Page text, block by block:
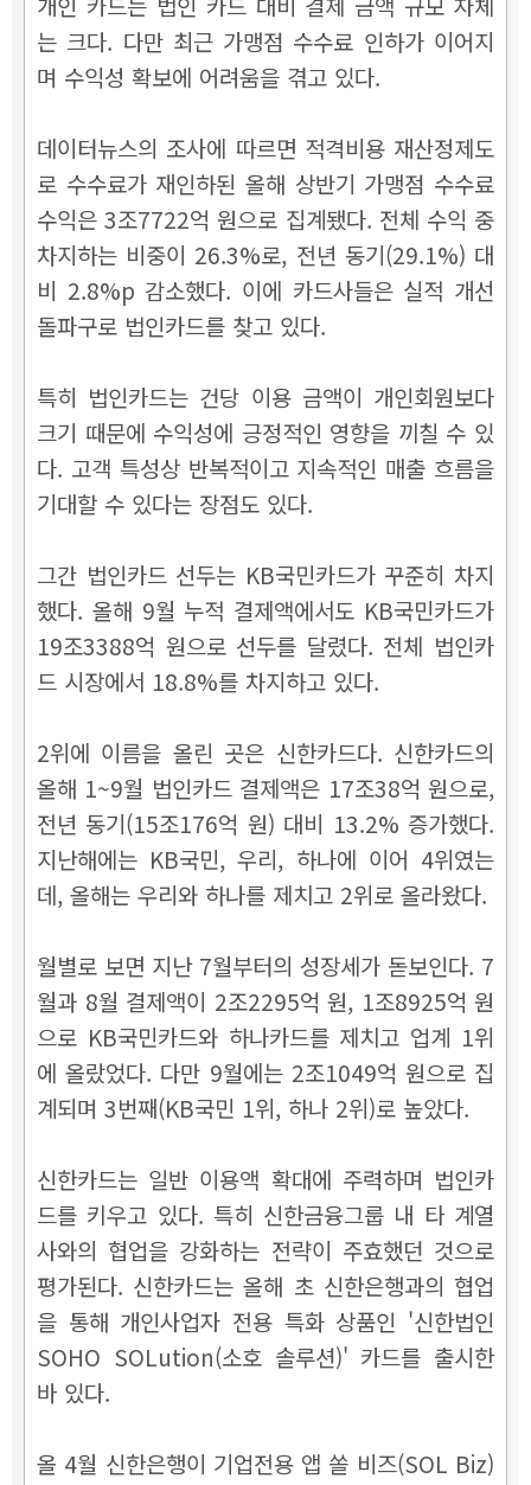
는 크다. 다만 최근 가맹점 수수료 인하가 이어지
며 수익성 확보에 어려움을 겪고 있다.
데이터뉴스의 조사에 따르면 적격비용 재산정제도
로 수수료가 재인하된 올해 상반기 가맹점 수수료
수익은 3조7722억 원으로 집계됐다. 전체 수익 중
차지하는 비중이 26.3%로, 전년 동기(29.1%) 대
비 2.8%p 감소했다. 이에 카드사들은 실적 개선
돌파구로 법인카드를 찾고 있다.
특히 법인카드는 건당 이용 금액이 개인회원보다
크기 때문에 수익성에 긍정적인 영향을 끼칠 수 있
다. 고객 특성상 반복적이고 지속적인 매출 흐름을
기대할 수 있다는 장점도 있다.
그간 법인카드 선두는 KB국민카드가 꾸준히 차지
했다. 올해 9월 누적 결제액에서도 KB국민카드가
19조3388억 원으로 선두를 달렸다. 전체 법인카
드 시장에서 18.8%를 차지하고 있다.
2위에 이름을 올린 곳은 신한카드다. 신한카드의
올해 1~9월 법인카드 결제액은 17조38억 원으로,
전년 동기(15조176억 원) 대비 13.2% 증가했다.
지난해에는 KB국민, 우리, 하나에 이어 4위였는
데, 올해는 우리와 하나를 제치고 2위로 올라왔다.
월별로 보면 지난 7월부터의 성장세가 돋보인다. 7
월과 8월 결제액이 2조2295억 원, 1조8925억 원
으로 KB국민카드와 하나카드를 제치고 업계 1위
에 올랐었다. 다만 9월에는 2조1049억 원으로 집
계되며 3번째(KB국민 1위, 하나 2위)로 높았다.
신한카드는 일반 이용액 확대에 주력하며 법인카
드를 키우고 있다. 특히 신한금융그룹 내 타 계열
사와의 협업을 강화하는 전략이 주효했던 것으로
평가된다. 신한카드는 올해 초 신한은행과의 협업
을 통해 개인사업자 전용 특화 상품인 '신한법인
SOHO SOLution(소호 솔루션)' 카드를 출시한
바 있다.
올 4월 신한은행이 기업전용 앱 쏠 비즈(SOL Biz)